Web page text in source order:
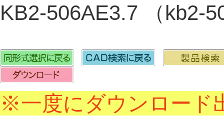
KB2-506AE3.7 （
※一度にダウンロード